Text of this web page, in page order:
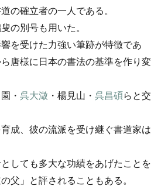
の確立者の一人である。
の別号も用いた。
を受けた力強い筆跡が特徴であ
唐様に日本の書法の基準を作り変
・ 呉大澂 ・楊見山・ 呉昌碩らと交
成、彼の流派を受け継ぐ書道家は
しても多大な功績をあげたことを
父」と評されることもある。